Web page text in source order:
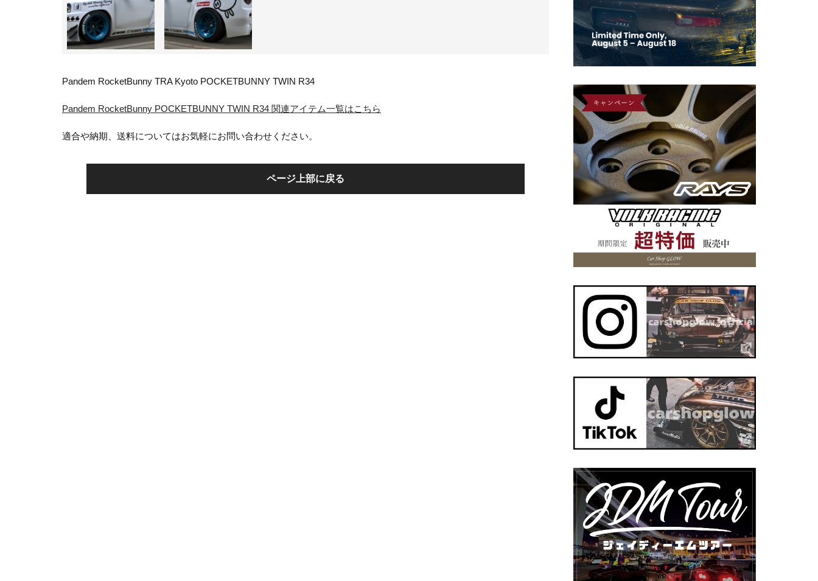
Pandem RocketBunny TRA Kyoto POCKETBUNNY TWIN R34
Pandem RocketBunny POCKETBUNNY TWIN R34 関連アイテム一覧はこちら
適合や納期、送料についてはお気軽にお問い合わせください。
ページ上部に戻る